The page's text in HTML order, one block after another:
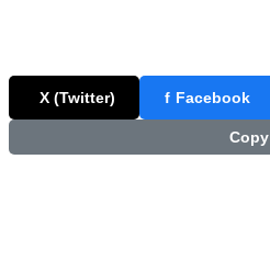
X (Twitter) f Facebook
Copy